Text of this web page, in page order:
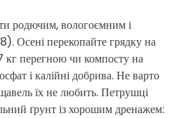
родючим, вологоємним і
Осені перекопайте грядку на
кг перегною чи компосту на
і калійні добрива. Не варто
їх не любить. Петрушці
ґрунт із хорошим дренажем: